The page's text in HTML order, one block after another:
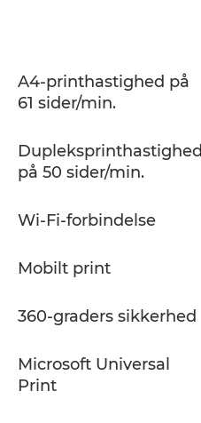
A4-printhastighed på
61 sider/min.
Dupleksprinthastighed
på 50 sider/min.
Wi-Fi-forbindelse
Mobilt print
360-graders sikkerhed
Microsoft Universal
Print